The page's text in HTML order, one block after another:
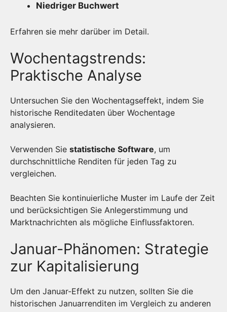
Niedriger Buchwert
Erfahren sie mehr darüber im Detail.
Wochentagstrends:
Praktische Analyse
Untersuchen Sie den Wochentagseffekt, indem Sie
historische Renditedaten über Wochentage
analysieren.
Verwenden Sie statistische Software, um
durchschnittliche Renditen für jeden Tag zu
vergleichen.
Beachten Sie kontinuierliche Muster im Laufe der Zeit
und berücksichtigen Sie Anlegerstimmung und
Marktnachrichten als mögliche Einflussfaktoren.
Januar-Phänomen: Strategie
zur Kapitalisierung
Um den Januar-Effekt zu nutzen, sollten Sie die
historischen Januarrenditen im Vergleich zu anderen